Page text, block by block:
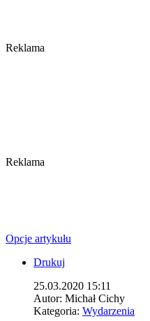
Reklama
Reklama
Opcje artykułu
Drukuj
25.03.2020 15:11
Autor: Michał Cichy
Kategoria: Wydarzenia